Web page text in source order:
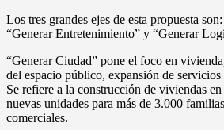
Los tres grandes ejes de esta propuesta
“Generar Entretenimiento” y “Generar
“Generar Ciudad” pone el foco en
del espacio público, expansión de
Se refiere a la construcción de viviendas
nuevas unidades para más de 3.000
comerciales.